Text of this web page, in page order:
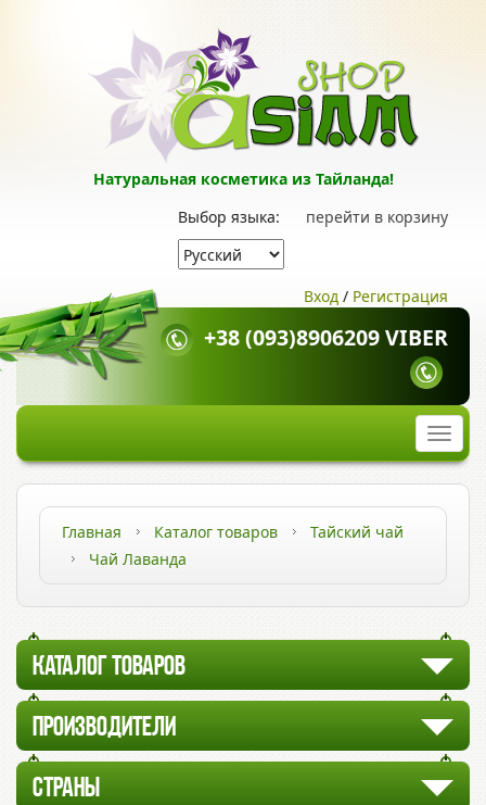
Натуральная косметика из Тайланда!
перейти в корзину
Выбор языка:
Вход / Регистрация
+38 (093)8906209 VIBER
Главная Каталог товаров
Тайский чай
Чай Лаванда
КАТАЛОГ ТОВАРОВ
ПРОИЗВОДИТЕЛИ
СТРАНЫ